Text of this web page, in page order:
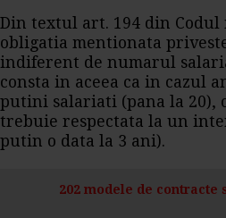
Din textul art. 194 din
obligatia mentionata
indiferent de numarul
consta in aceea ca in cazul
putini salariati (pana la 20),
trebuie respectata la un
putin o data la 3 ani).
202 modele de contracte